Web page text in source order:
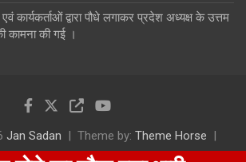
एवं कार्यकर्ताओं द्वारा पौधे लगाकर प्रदेश अध्यक्ष के उत्तम
कामना की गई ।
Jan Sadan Theme by: Theme Horse
Powered by:WordPress